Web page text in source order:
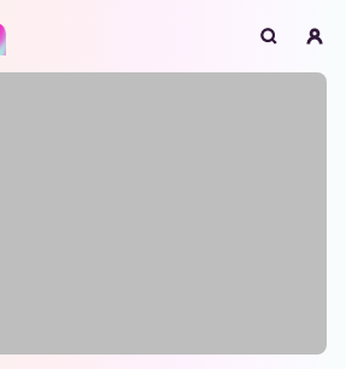
niet ondersteund